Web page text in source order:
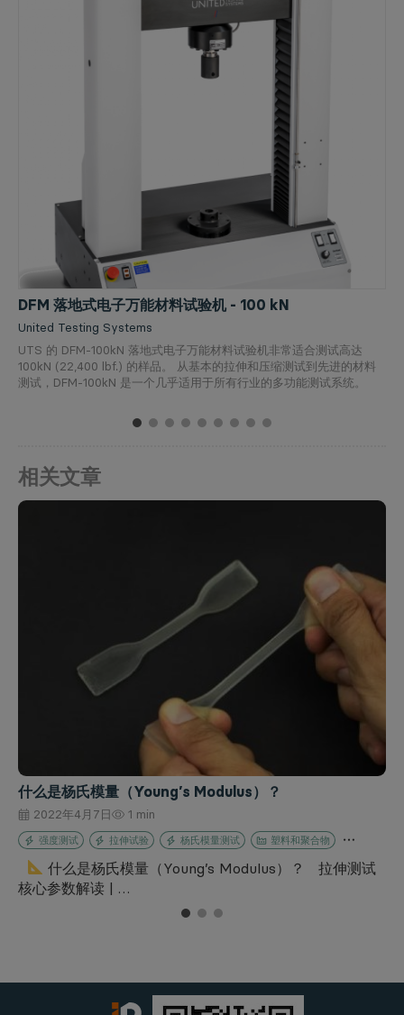
DFM 落地式电子万能材料试验机 - 100 kN
United Testing Systems
UTS 的 DFM-100kN 落地式电子万能材料试验机非常适合测试高达
100kN (22,400 lbf.) 的样品。 从基本的拉伸和压缩测试到先进的材料
测试，DFM-100kN 是一个几乎适用于所有行业的多功能测试系统。
相关文章
什么是杨氏模量（Young’s Modulus）？
2022年4月7日 1 min
强度测试 拉伸试验 杨氏模量测试 塑料和聚合物
什么是杨氏模量（Young’s Modulus）？ 拉伸测试
核心参数解读 | …